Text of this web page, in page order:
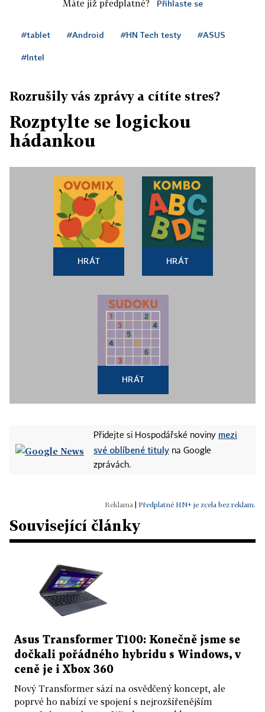
Máte již předplatné? Přihlaste se
#tablet #Android #HN Tech testy #ASUS
#Intel
Rozrušily vás zprávy a cítíte stres?
Rozptylte se logickou
hádankou
HRÁT HRÁT
HRÁT
Přidejte si Hospodářské noviny mezi
své oblíbené tituly na Google
zprávách.
Předplatné HN+ je zcela bez reklam.
Související články
Asus Transformer T100: Konečně jsme se
dočkali pořádného hybridu s Windows, v
ceně je i Xbox 360
Nový Transformer sází na osvědčený koncept, ale
poprvé ho nabízí ve spojení s nejrozšířenějším